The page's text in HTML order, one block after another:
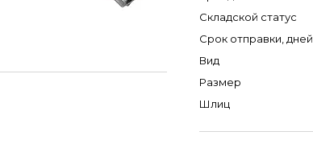
Складской статус
Срок отправки, дней
Вид
Размер
Шлиц